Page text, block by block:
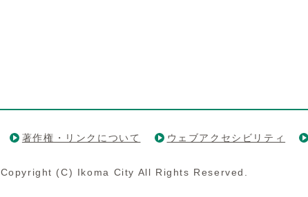
著作権・リンクについて ウェブアクセシビリティ
Copyright (C) Ikoma City All Rights Reserved.